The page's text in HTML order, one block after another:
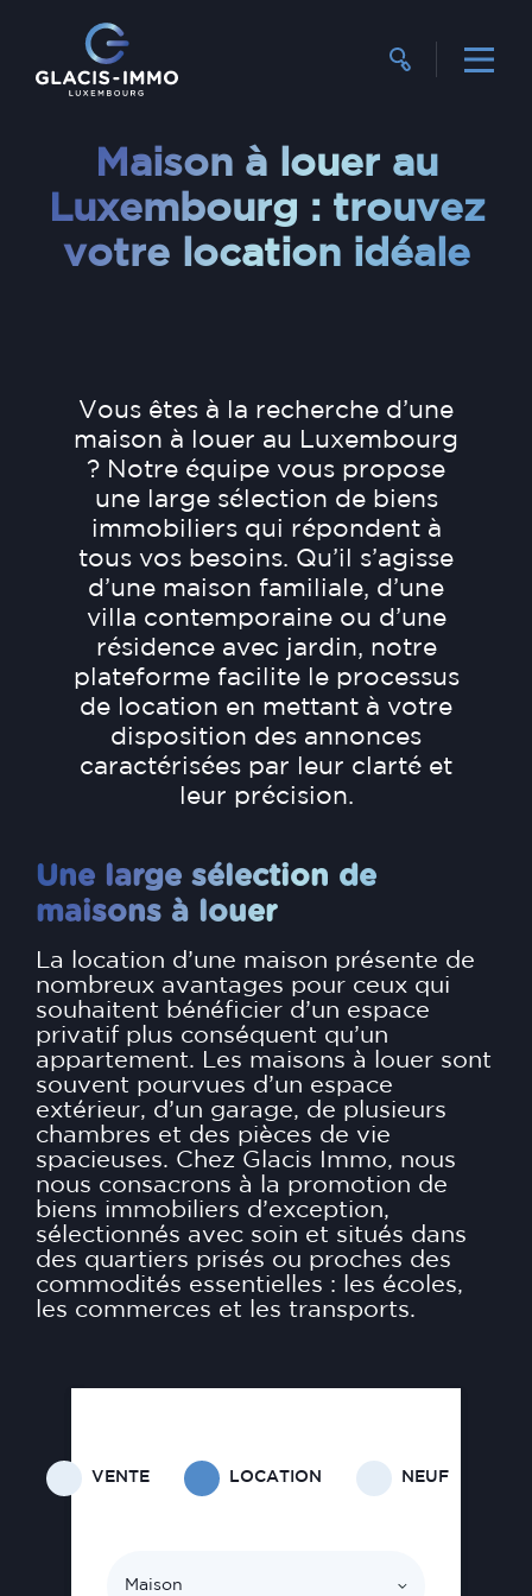
Maison à louer au
Luxembourg : trouvez
votre location idéale
Vous êtes à la recherche d’une
maison à louer au Luxembourg
? Notre équipe vous propose
une large sélection de biens
immobiliers qui répondent à
tous vos besoins. Qu’il s’agisse
d’une maison familiale, d’une
villa contemporaine ou d’une
résidence avec jardin, notre
plateforme facilite le processus
de location en mettant à votre
disposition des annonces
caractérisées par leur clarté et
leur précision.
Une large sélection de
maisons à louer
La location d’une maison présente de
nombreux avantages pour ceux qui
souhaitent bénéficier d’un espace
privatif plus conséquent qu’un
appartement. Les maisons à louer sont
souvent pourvues d’un espace
extérieur, d’un garage, de plusieurs
chambres et des pièces de vie
spacieuses. Chez Glacis Immo, nous
nous consacrons à la promotion de
biens immobiliers d’exception,
sélectionnés avec soin et situés dans
des quartiers prisés ou proches des
commodités essentielles : les écoles,
les commerces et les transports.
VENTE LOCATION NEUF
Maison